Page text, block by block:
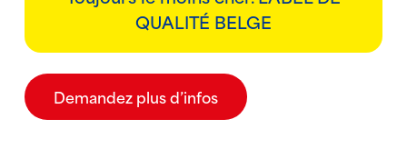
QUALITÉ BELGE
Demandez plus d’infos